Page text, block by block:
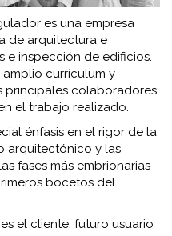
es una empresa
de arquitectura e
e inspección de edificios.
currículum y
principales colaboradores
el trabajo realizado.
énfasis en el rigor de la
arquitectónico y las
fases más embrionarias
bocetos del
el cliente, futuro usuario